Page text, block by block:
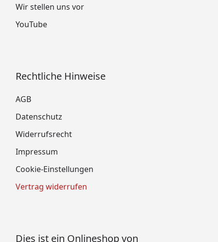
Wir stellen uns vor
YouTube
Rechtliche Hinweise
AGB
Datenschutz
Widerrufsrecht
Impressum
Cookie-Einstellungen
Vertrag widerrufen
Dies ist ein Onlineshop von